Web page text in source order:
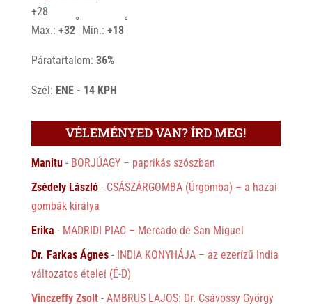
+28
Max.: +32
°
Min.: +18
°
Páratartalom: 36%
Szél: ENE - 14 KPH
VÉLEMÉNYED VAN? ÍRD MEG!
Manitu- BORJÚAGY – paprikás szószban
Zsédely László- CSÁSZÁRGOMBA (Úrgomba) – a hazai
gombák királya
Erika - MADRIDI PIAC – Mercado de San Miguel
Dr. Farkas Ágnes- INDIA KONYHÁJA – az ezerízű India
változatos ételei (É-D)
Vinczeffy Zsolt- AMBRUS LAJOS: Dr. Csávossy György